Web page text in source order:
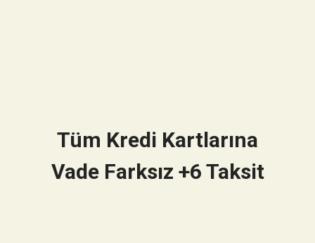
Tüm Kredi Kartlarına
Vade Farksız +6 Taksit